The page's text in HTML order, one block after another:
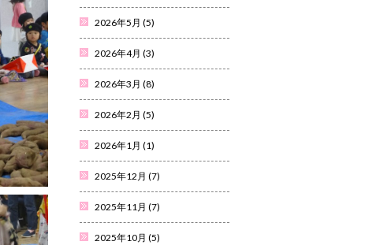
2026年5月 (5)
2026年4月 (3)
2026年3月 (8)
2026年2月 (5)
2026年1月 (1)
2025年12月 (7)
2025年11月 (7)
2025年10月 (5)